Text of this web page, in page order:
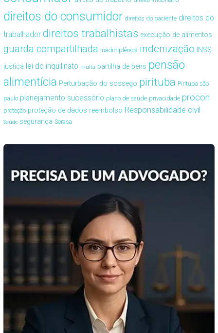
direitos do consumidor direitos do paciente direitos do
trabalhador direitos trabalhistas execução de alimentos
guarda compartilhada inadimplência indenização INSS
justiça lei do inquilinato multa partilha de bens pensão
alimentícia Perturbação do sossego pirituba Pirituba são
paulo planejamento sucessório plano de saúde privacidade procon
proteção proteção de dados reembolso Responsabilidade civil
Saúde segurança Serasa